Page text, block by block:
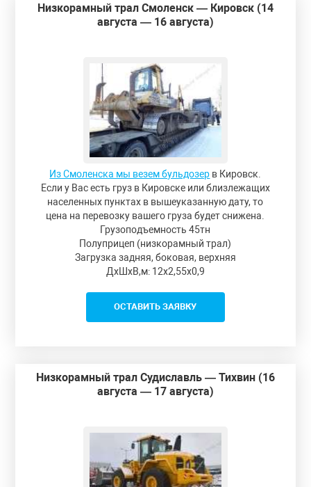
Низкорамный трал Смоленск — Кировск (14
августа — 16 августа)
Из Смоленска мы везем бульдозер в Кировск.
Если у Вас есть груз в Кировске или близлежащих
населенных пунктах в вышеуказанную дату, то
цена на перевозку вашего груза будет снижена.
Грузоподъемность 45тн
Полуприцеп (низкорамный трал)
Загрузка задняя, боковая, верхняя
ДxШxВ,м: 12x2,55x0,9
ОСТАВИТЬ ЗАЯВКУ
Низкорамный трал Судиславль — Тихвин (16
августа — 17 августа)